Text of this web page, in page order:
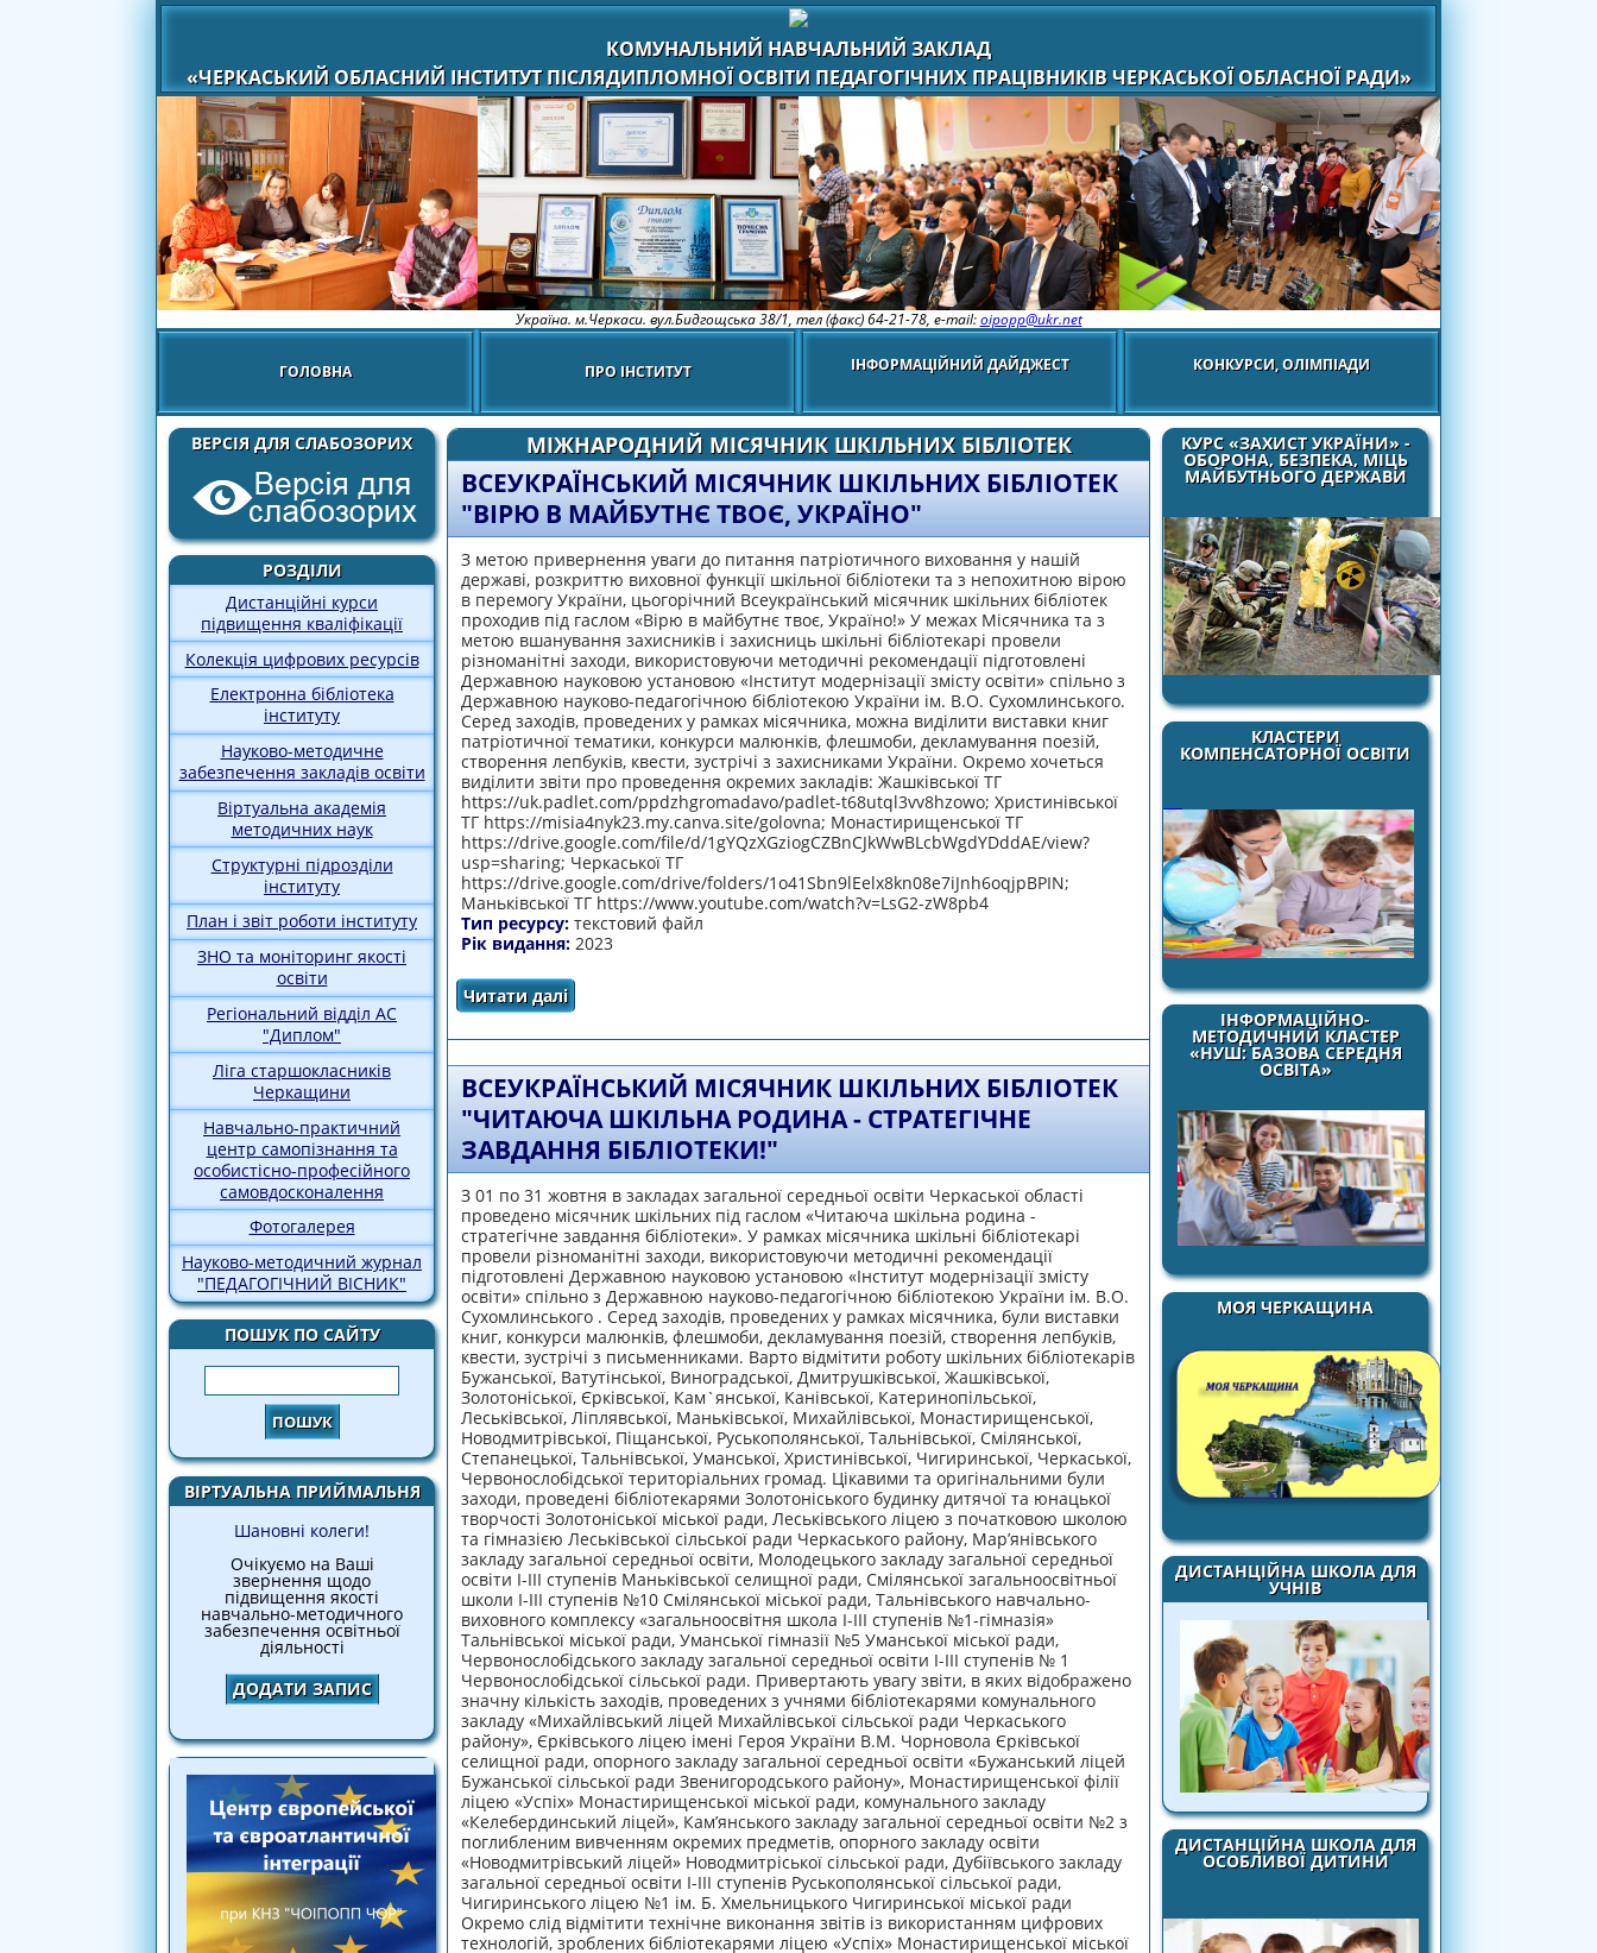
КОМУНАЛЬНИЙ НАВЧАЛЬНИЙ ЗАКЛАД
«ЧЕРКАСЬКИЙ ОБЛАСНИЙ ІНСТИТУТ ПІСЛЯДИПЛОМНОЇ ОСВІТИ ПЕДАГОГІЧНИХ ПРАЦІВНИКІВ ЧЕРКАСЬКОЇ ОБЛАСНОЇ РАДИ»
Україна. м.Черкаси. вул.Бидгощська 38/1, тел (факс) 64-21-78, e-mail:oipopp@ukr.net
ГОЛОВНА ПРО ІНСТИТУТ ІНФОРМАЦІЙНИЙ ДАЙДЖЕСТ КОНКУРСИ, ОЛІМПІАДИ
ВЕРСІЯ ДЛЯ СЛАБОЗОРИХ
РОЗДІЛИ
Дистанційні курси
підвищення кваліфікації
Колекція цифрових ресурсів
Електронна бібліотека
інституту
Науково-методичне
забезпечення закладів освіти
Віртуальна академія
методичних наук
Структурні підрозділи
інституту
План і звіт роботи інституту
ЗНО та моніторинг якості
освіти
Регіональний відділ АС
"Диплом"
Ліга старшокласників
Черкащини
Навчально-практичний
центр самопізнання та
особистісно-професійного
самовдосконалення
Фотогалерея
Науково-методичний журнал
"ПЕДАГОГІЧНИЙ ВІСНИК"
ПОШУК ПО САЙТУ
Пошук
ВІРТУАЛЬНА ПРИЙМАЛЬНЯ
Шановні колеги!
Очікуємо на Ваші
звернення щодо
підвищення якості
навчально-методичного
забезпечення освітньої
діяльності
ДОДАТИ ЗАПИС
КУРС «ЗАХИСТ УКРАЇНИ» -
ОБОРОНА, БЕЗПЕКА, МІЦЬ
МАЙБУТНЬОГО ДЕРЖАВИ
КЛАСТЕРИ
КОМПЕНСАТОРНОЇ ОСВІТИ
ІНФОРМАЦІЙНО-
МЕТОДИЧНИЙ КЛАСТЕР
«НУШ: БАЗОВА СЕРЕДНЯ
ОСВІТА»
МОЯ ЧЕРКАЩИНА
ДИСТАНЦІЙНА ШКОЛА ДЛЯ
УЧНІВ
ДИСТАНЦІЙНА ШКОЛА ДЛЯ
ОСОБЛИВОЇ ДИТИНИ
МІЖНАРОДНИЙ МІСЯЧНИК ШКІЛЬНИХ БІБЛІОТЕК
ВСЕУКРАЇНСЬКИЙ МІСЯЧНИК ШКІЛЬНИХ БІБЛІОТЕК
"ВІРЮ В МАЙБУТНЄ ТВОЄ, УКРАЇНО"
З метою привернення уваги до питання патріотичного виховання у нашій
державі, розкриттю виховної функції шкільної бібліотеки та з непохитною вірою
в перемогу України, цьогорічний Всеукраїнський місячник шкільних бібліотек
проходив під гаслом «Вірю в майбутнє твоє, Україно!» У межах Місячника та з
метою вшанування захисників і захисниць шкільні бібліотекарі провели
різноманітні заходи, використовуючи методичні рекомендації підготовлені
Державною науковою установою «Інститут модернізації змісту освіти» спільно з
Державною науково-педагогічною бібліотекою України ім. В.О. Сухомлинського.
Серед заходів, проведених у рамках місячника, можна виділити виставки книг
патріотичної тематики, конкурси малюнків, флешмоби, декламування поезій,
створення лепбуків, квести, зустрічі з захисниками України. Окремо хочеться
виділити звіти про проведення окремих закладів: Жашківської ТГ
https://uk.padlet.com/ppdzhgromadavo/padlet-t68utql3vv8hzowo; Христинівської
ТГ https://misia4nyk23.my.canva.site/golovna; Монастирищенської ТГ
https://drive.google.com/file/d/1gYQzXGziogCZBnCJkWwBLcbWgdYDddAE/view?
usp=sharing; Черкаської ТГ
https://drive.google.com/drive/folders/1o41Sbn9lEelx8kn08e7iJnh6oqjpBPIN;
Маньківської ТГ https://www.youtube.com/watch?v=LsG2-zW8pb4
Тип ресурсу: текстовий файл
Рік видання: 2023
Читати даліпро ВСЕУКРАЇНСЬКИЙ МІСЯЧНИК ШКІЛЬНИХ БІБЛІОТЕК "ВІРЮ В МАЙБУТНЄ ТВОЄ, УКРАЇНО"
ВСЕУКРАЇНСЬКИЙ МІСЯЧНИК ШКІЛЬНИХ БІБЛІОТЕК
"ЧИТАЮЧА ШКІЛЬНА РОДИНА - СТРАТЕГІЧНЕ
ЗАВДАННЯ БІБЛІОТЕКИ!"
З 01 по 31 жовтня в закладах загальної середньої освіти Черкаської області
проведено місячник шкільних під гаслом «Читаюча шкільна родина -
стратегічне завдання бібліотеки». У рамках місячника шкільні бібліотекарі
провели різноманітні заходи, використовуючи методичні рекомендації
підготовлені Державною науковою установою «Інститут модернізації змісту
освіти» спільно з Державною науково-педагогічною бібліотекою України ім. В.О.
Сухомлинського . Серед заходів, проведених у рамках місячника, були виставки
книг, конкурси малюнків, флешмоби, декламування поезій, створення лепбуків,
квести, зустрічі з письменниками. Варто відмітити роботу шкільних бібліотекарів
Бужанської, Ватутінської, Виноградської, Дмитрушківської, Жашківської,
Золотоніської, Єрківської, Кам`янської, Канівської, Катеринопільської,
Леськівської, Ліплявської, Маньківської, Михайлівської, Монастирищенської,
Новодмитрівської, Піщанської, Руськополянської, Тальнівської, Смілянської,
Степанецької, Тальнівської, Уманської, Христинівської, Чигиринської, Черкаської,
Червонослобідської територіальних громад. Цікавими та оригінальними були
заходи, проведені бібліотекарями Золотоніського будинку дитячої та юнацької
творчості Золотоніської міської ради, Леськівського ліцею з початковою школою
та гімназією Леськівської сільської ради Черкаського району, Мар’янівського
закладу загальної середньої освіти, Молодецького закладу загальної середньої
освіти І-ІІІ ступенів Маньківської селищної ради, Смілянської загальноосвітньої
школи І-ІІІ ступенів №10 Смілянської міської ради, Тальнівського навчально-
виховного комплексу «загальноосвітня школа І-ІІІ ступенів №1-гімназія»
Тальнівської міської ради, Уманської гімназії №5 Уманської міської ради,
Червонослобідського закладу загальної середньої освіти І-ІІІ ступенів № 1
Червонослобідської сільської ради. Привертають увагу звіти, в яких відображено
значну кількість заходів, проведених з учнями бібліотекарями комунального
закладу «Михайлівський ліцей Михайлівської сільської ради Черкаського
району», Єрківського ліцею імені Героя України В.М. Чорновола Єрківської
селищної ради, опорного закладу загальної середньої освіти «Бужанський ліцей
Бужанської сільської ради Звенигородського району», Монастирищенської філії
ліцею «Успіх» Монастирищенської міської ради, комунального закладу
«Келебердинський ліцей», Кам’янського закладу загальної середньої освіти №2 з
поглибленим вивченням окремих предметів, опорного закладу освіти
«Новодмитрівський ліцей» Новодмитріської сільської ради, Дубіївського закладу
загальної середньої освіти І-ІІІ ступенів Руськополянської сільської ради,
Чигиринського ліцею №1 ім. Б. Хмельницького Чигиринської міської ради
Окремо слід відмітити технічне виконання звітів із використанням цифрових
технологій, зроблених бібліотекарями ліцею «Успіх» Монастирищенської міської